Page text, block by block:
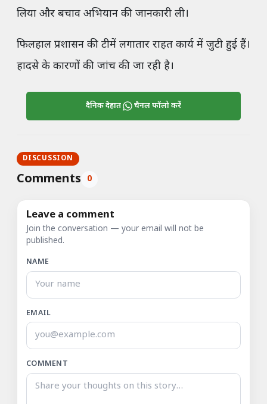
लिया और बचाव अभियान की जानकारी ली।
फिलहाल प्रशासन की टीमें लगातार राहत कार्य में जुटी हुई हैं।
हादसे के कारणों की जांच की जा रही है।
दैनिक देहात चैनल फॉलो करें
DISCUSSION
Comments 0
Leave a comment
Join the conversation — your email will not be
published.
NAME
EMAIL
COMMENT